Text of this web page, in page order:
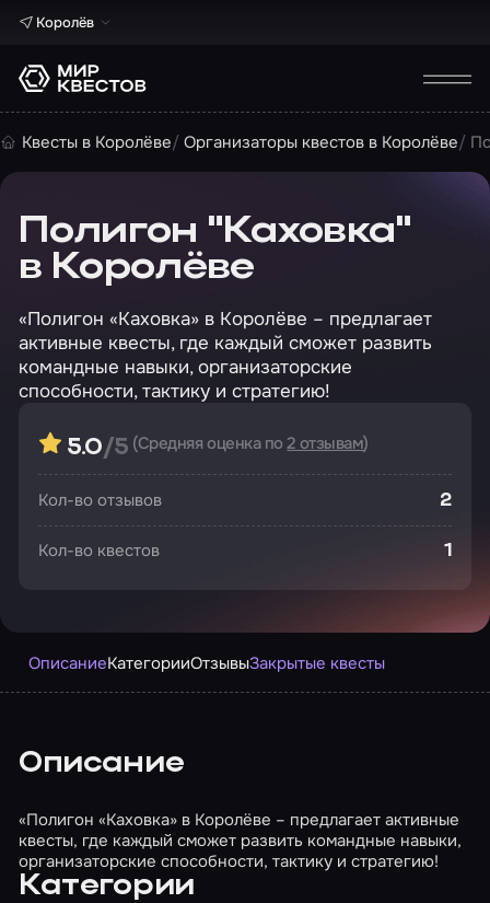
Королёв
Квесты в Королёве Организаторы квестов в Королёве
Полигон "Каховка"
в Королёве
«Полигон «Каховка» в Королёве – предлагает
активные квесты, где каждый сможет развить
командные навыки, организаторские
способности, тактику и стратегию!
5.0/5 (Средняя оценка по2 отзывам)
Кол-во отзывов 2
Кол-во квестов 1
ОписаниеКатегорииОтзывыЗакрытые квесты
Описание
«Полигон «Каховка» в Королёве – предлагает активные
квесты, где каждый сможет развить командные навыки,
организаторские способности, тактику и стратегию!
Категории